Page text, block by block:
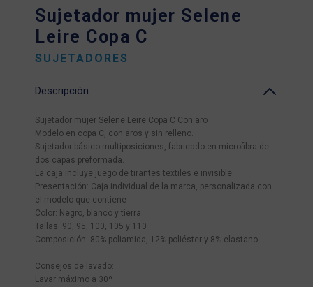
Sujetador mujer Selene
Leire Copa C
SUJETADORES
Descripción
Sujetador mujer Selene Leire Copa C Con aro
Modelo en copa C, con aros y sin relleno.
Sujetador básico multiposiciones, fabricado en microfibra de
dos capas preformada.
La caja incluye juego de tirantes textiles e invisible.
Presentación: Caja individual de la marca, personalizada con
el modelo que contiene
Color: Negro, blanco y tierra
Tallas: 90, 95, 100, 105 y 110
Composición: 80% poliamida, 12% poliéster y 8% elastano
Consejos de lavado:
Lavar máximo a 30º